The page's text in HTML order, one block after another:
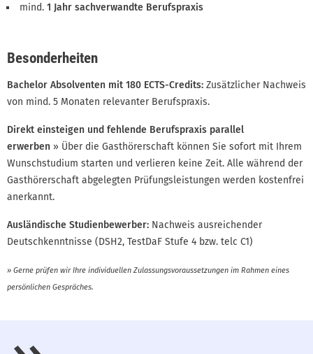
mind.1 Jahr sachverwandte Berufspraxis
Besonderheiten
Bachelor Absolventen mit 180 ECTS-Credits: Zusätzlicher Nachweis
von mind. 5 Monaten relevanter Berufspraxis.
Direkt einsteigen und fehlende Berufspraxis parallel
erwerben » Über die Gasthörerschaft können Sie sofort mit Ihrem
Wunschstudium starten und verlieren keine Zeit. Alle während der
Gasthörerschaft abgelegten Prüfungsleistungen werden kostenfrei
anerkannt.
Ausländische Studienbewerber: Nachweis ausreichender
Deutschkenntnisse (DSH2, TestDaF Stufe 4 bzw. telc C1)
» Gerne prüfen wir Ihre individuellen Zulassungsvoraussetzungen im Rahmen eines
persönlichen Gespräches.